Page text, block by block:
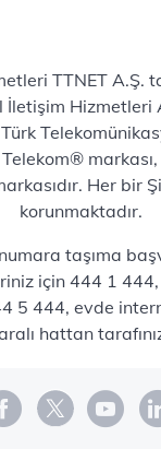
TTNET A.Ş.
Hizmetleri
Her bir
korunmaktadır.
taşıma
için 444 1
5 444, evde
hattan